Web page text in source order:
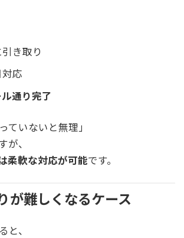
き取り
応
通り完了
ていないと無理」
が、
柔軟な対応が可能です。
が難しくなるケース
と、